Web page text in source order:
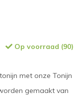
Op voorraad (90)
met onze Tonijn
gemaakt van